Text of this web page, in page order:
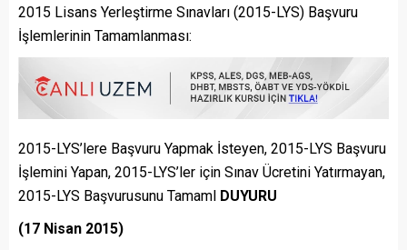
2015 Lisans Yerleştirme Sınavları (2015-LYS) Başvuru
İşlemlerinin Tamamlanması:
2015-LYS’lere Başvuru Yapmak İsteyen, 2015-LYS Başvuru
İşlemini Yapan, 2015-LYS’ler için Sınav Ücretini Yatırmayan,
2015-LYS Başvurusunu Tamaml DUYURU
(17 Nisan 2015)